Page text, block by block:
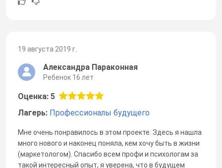
19 августа 2019 г.
Александра Параконная
Ребенок 16 лет
Оценка: 5
Лагерь: Профессионалы будущего
Мне очень понравилось в этом проекте. Здесь я нашла
много нового и наконец поняла, кем хочу быть в жизни
(маркетологом). Спасибо всем профи и психологам за
такой интересный опыт, я уверена, что в будущем